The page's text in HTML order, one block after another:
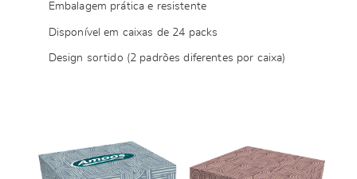
Embalagem prática e resistente
Disponível em caixas de 24 packs
Design sortido (2 padrões diferentes por caixa)